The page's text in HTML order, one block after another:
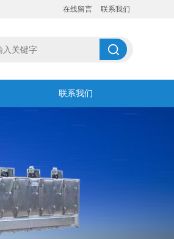
在线留言 联系我们
联系我们